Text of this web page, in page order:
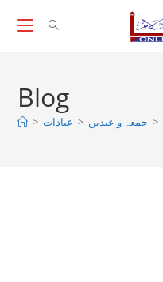
Blog
> عبادات > جمعہ و عیدین >